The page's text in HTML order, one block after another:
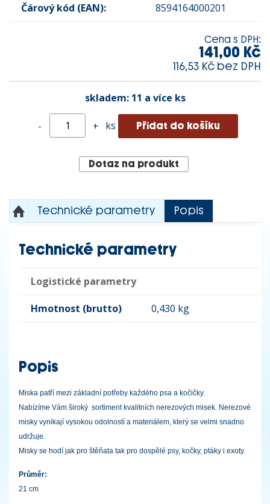
Čárový kód (EAN): 8594164000201
Cena s DPH:
141,00 Kč
116,53 Kč bez DPH
skladem: 11 a více ks
- + ks
Dotaz na produkt
Technické parametry Popis
Technické parametry
Logistické parametry
Hmotnost (brutto) 0,430 kg
Popis
Miska patří mezi základní potřeby každého psa a kočičky.
Nabízíme Vám široký sortiment kvalitních nerezových misek. Nerezové
misky vynikají vysokou odolností a materiálem, který se velmi snadno
udržuje.
Misky se hodí jak pro štěňata tak pro dospělé psy, kočky, ptáky i exoty.
Průměr:
21 cm